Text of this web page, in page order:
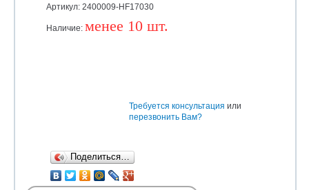
Артикул: 2400009-HF17030
Наличие: менее 10 шт.
Поделиться…
Требуется консультация или
перезвонить Вам?